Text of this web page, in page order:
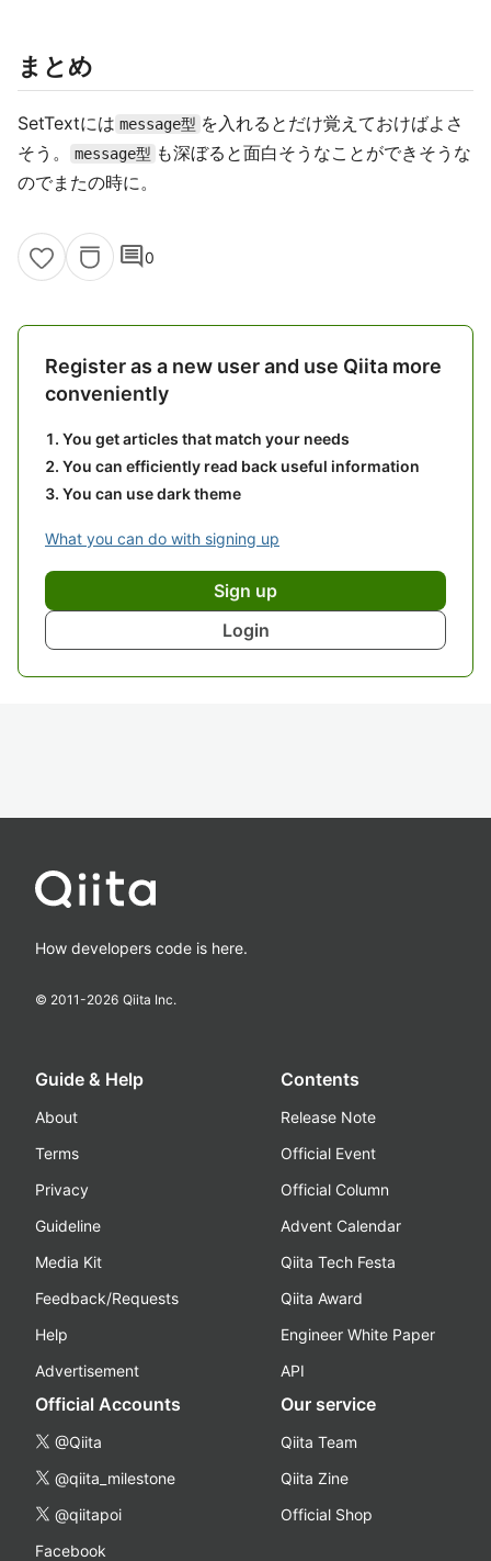
まとめ
SetTextには message型 を入れるとだけ覚えておけばよさ
そう。
message型 も深ぼると面白そうなことができそうな
のでまたの時に。
comment0
Register as a new user and use Qiita more
conveniently
You get articles that match your needs
You can efficiently read back useful information
You can use dark theme
What you can do with signing up
Sign up
Login
How developers code is here.
© 2011-2026 Qiita Inc.
Guide & Help
About
Terms
Privacy
Guideline
Media Kit
Feedback/Requests
Help
Advertisement
Contents
Release Note
Official Event
Official Column
Advent Calendar
Qiita Tech Festa
Qiita Award
Engineer White Paper
API
Official Accounts
@Qiita
@qiita_milestone
@qiitapoi
Facebook
Our service
Qiita Team
Qiita Zine
Official Shop